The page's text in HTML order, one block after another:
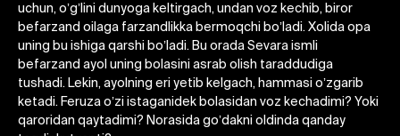
uchun, oʼgʼlini dunyoga keltirgach, undan voz kechib, biror
befarzand oilaga farzandlikka bermoqchi boʼladi. Xolida opa
uning bu ishiga qarshi boʼladi. Bu orada Sevara ismli
befarzand ayol uning bolasini asrab olish taraddudiga
tushadi. Lekin, ayolning eri yetib kelgach, hammasi oʼzgarib
ketadi. Feruza oʼzi istaganidek bolasidan voz kechadimi? Yoki
qaroridan qaytadimi? Norasida goʼdakni oldinda qanday